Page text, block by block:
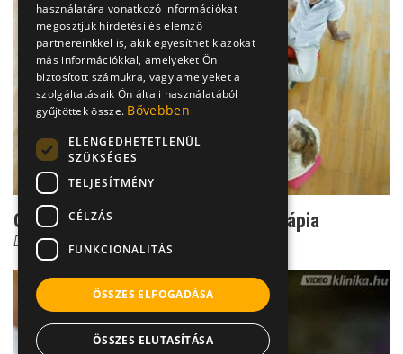
Csoport titok: Ilyen a jó csoportterápia
Dr. Ormay István
használatára vonatkozó információkat
megosztjuk hirdetési és elemző
partnereinkkel is, akik egyesíthetik azokat
más információkkal, amelyeket Ön
biztosított számukra, vagy amelyeket a
szolgáltatásaik Ön általi használatából
gyűjtöttek össze. Bővebben
ELENGEDHETETLENÜL
SZÜKSÉGES
TELJESÍTMÉNY
CÉLZÁS
FUNKCIONALITÁS
ÖSSZES ELFOGADÁSA
ÖSSZES ELUTASÍTÁSA